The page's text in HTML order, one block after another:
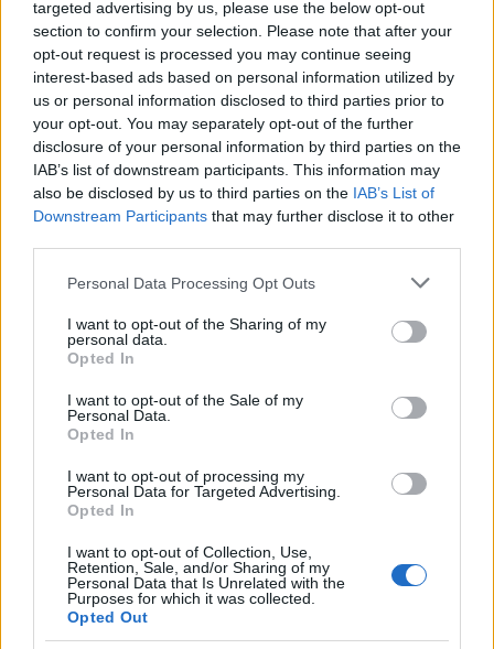
targeted advertising by us, please use the below opt-out
section to confirm your selection. Please note that after your
opt-out request is processed you may continue seeing
interest-based ads based on personal information utilized by
us or personal information disclosed to third parties prior to
your opt-out. You may separately opt-out of the further
disclosure of your personal information by third parties on the
IAB’s list of downstream participants. This information may
also be disclosed by us to third parties on the IAB’s List of
Downstream Participants that may further disclose it to other
Please note that this website/app uses one or more Google
not limited to your visit or usage behaviour. You may click to
grant or deny consent to Google and its third-party tags to
use your data for below specified purposes in below Google
consent section.
Personal Data Processing Opt Outs
I want to opt-out of the Sharing of my
personal data.
Opted In
I want to opt-out of the Sale of my
Personal Data.
Opted In
I want to opt-out of processing my
Personal Data for Targeted Advertising.
Opted In
I want to opt-out of Collection, Use,
Retention, Sale, and/or Sharing of my
Personal Data that Is Unrelated with the
Purposes for which it was collected.
Opted Out
kabaréjeleneteibe, az ezekről készült tévéfelvételeket ma
is gyakran vetítik. Ő volt a legendás rajzfilmfigura, a
kétbalkezes Nagy ho-ho-ho horgász hangja, szinkronizálta
Louis de Funès és Danny DeVito filmjeit, az Agatha Christie-
krimik alapján készültHercule Poirot-sorozatban a
címszereplő az ő hangján szólalt meg magyarul.
Eszenyi Enikővel és a tragikusan korán elhunyt Kaszás
Attilával. Ő rendezte aBűvös székcímű Karinthy-tévéfilmet,
színházban a Hegedűs a háztetőn
Leányvásár , a Hyppolit a lakáj , a János vitéz
című darabokat.
A Vígszínházból 1996-ban távozott, mert nem értett egyet
azzal, hogy az intézmény letért a Várkonyi Zoltán által
kijelölt művészeti útról, a pályát szabadúszóként kezdte
újra. 2007-ben Szolnok polgármestere – miután a helyi
színház vezetésére kiírt pályázat első körben nem volt
eredményes – felkérte a teátrum vezetésére. A szolnoki